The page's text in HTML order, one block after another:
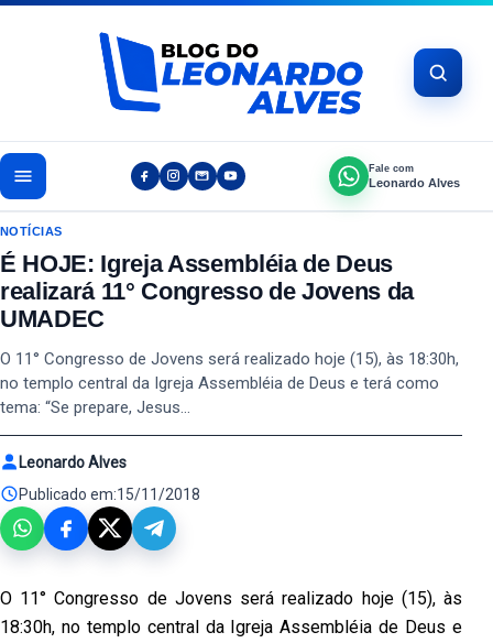
Pular para o conteúdo
Fale com
Leonardo Alves
NOTÍCIAS
É HOJE: Igreja Assembléia de Deus
realizará 11° Congresso de Jovens da
UMADEC
O 11° Congresso de Jovens será realizado hoje (15), às 18:30h,
no templo central da Igreja Assembléia de Deus e terá como
tema: “Se prepare, Jesus…
Leonardo Alves
Publicado em:15/11/2018
O 11° Congresso de Jovens será realizado hoje (15), às
18:30h, no templo central da IgrejaAssembléia de Deus e